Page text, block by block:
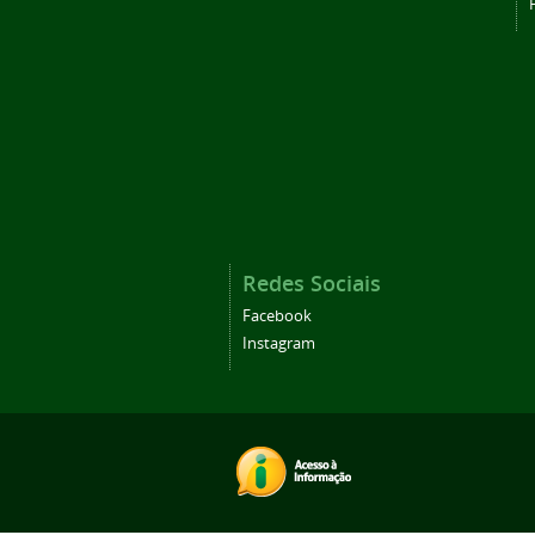
Redes Sociais
Facebook
Instagram